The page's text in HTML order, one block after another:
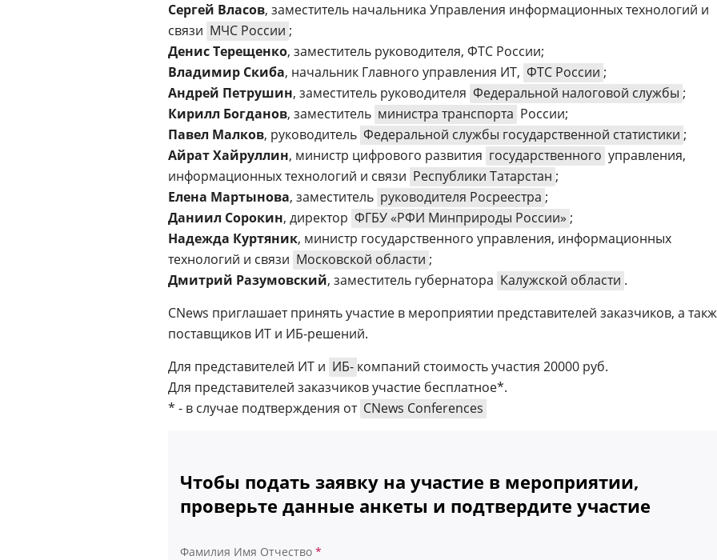
Сергей Власов, заместитель начальника Управления информационных технологий и
связи МЧС России ;
Денис Терещенко, заместитель руководителя, ФТС России;
Владимир Скиба, начальник Главного управления ИТ, ФТС России ;
Андрей Петрушин, заместитель руководителя Федеральной налоговой службы ;
Кирилл Богданов, заместитель министра транспорта России;
Павел Малков, руководитель Федеральной службы государственной статистики ;
Айрат Хайруллин, министр цифрового развития государственного управления,
информационных технологий и связи Республики Татарстан ;
Елена Мартынова, заместитель руководителя Росреестра ;
Даниил Сорокин, директор ФГБУ «РФИ Минприроды России» ;
Надежда Куртяник, министр государственного управления, информационных
технологий и связи Московской области ;
Дмитрий Разумовский, заместитель губернатора Калужской области .
CNews приглашает принять участие в мероприятии представителей заказчиков, а
поставщиков ИТ и ИБ-решений.
Для представителей ИТ и ИБ- компаний стоимость участия 20000 руб.
Для представителей заказчиков участие бесплатное*.
* - в случае подтверждения от CNews Conferences